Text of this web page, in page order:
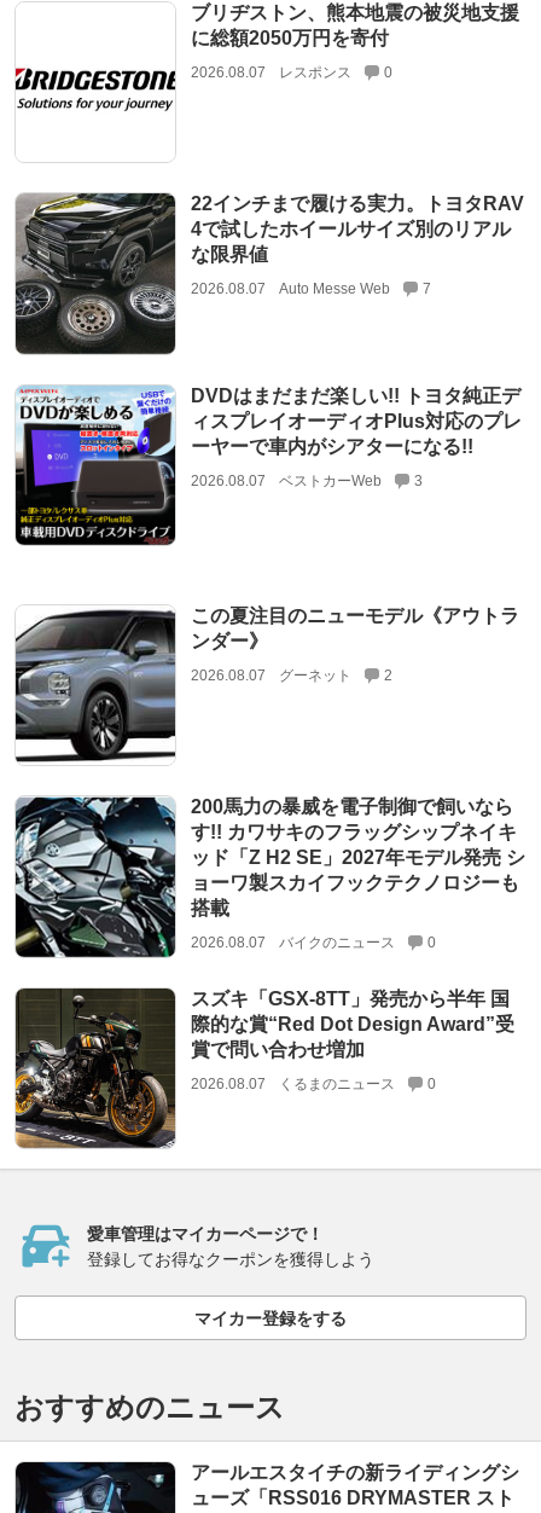
ブリヂストン、熊本地震の被災地支援
に総額2050万円を寄付
2026.08.07 レスポンス 0
22インチまで履ける実力。トヨタRAV
4で試したホイールサイズ別のリアル
な限界値
2026.08.07 Auto Messe Web 7
DVDはまだまだ楽しい!! トヨタ純正デ
ィスプレイオーディオPlus対応のプレ
ーヤーで車内がシアターになる!!
2026.08.07 ベストカーWeb 3
この夏注目のニューモデル《アウトラ
ンダー》
2026.08.07 グーネット 2
200馬力の暴威を電子制御で飼いなら
す!! カワサキのフラッグシップネイキ
ッド「Z H2 SE」2027年モデル発売 シ
ョーワ製スカイフックテクノロジーも
搭載
2026.08.07 バイクのニュース 0
スズキ「GSX-8TT」発売から半年 国
際的な賞“Red Dot Design Award”受
賞で問い合わせ増加
2026.08.07 くるまのニュース 0
愛車管理はマイカーページで！
登録してお得なクーポンを獲得しよう
マイカー登録をする
おすすめのニュース
アールエスタイチの新ライディングシ
ューズ「RSS016 DRYMASTER スト